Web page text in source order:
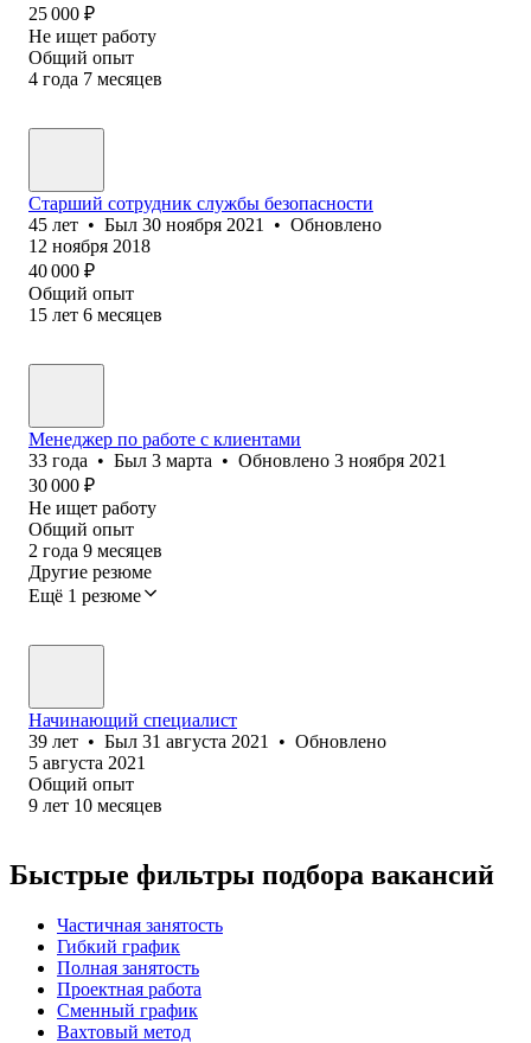
25 000 ₽
Не ищет работу
Общий опыт
4 года 7 месяцев
Старший сотрудник службы безопасности
45 лет • Был 30 ноября 2021 • Обновлено
12 ноября 2018
40 000 ₽
Общий опыт
15 лет 6 месяцев
Менеджер по работе с клиентами
33 года • Был 3 марта • Обновлено 3 ноября 2021
30 000 ₽
Не ищет работу
Общий опыт
2 года 9 месяцев
Другие резюме
Ещё 1 резюме
Начинающий специалист
39 лет • Был 31 августа 2021 • Обновлено
5 августа 2021
Общий опыт
9 лет 10 месяцев
Быстрые фильтры подбора вакансий
Частичная занятость
Гибкий график
Полная занятость
Проектная работа
Сменный график
Вахтовый метод